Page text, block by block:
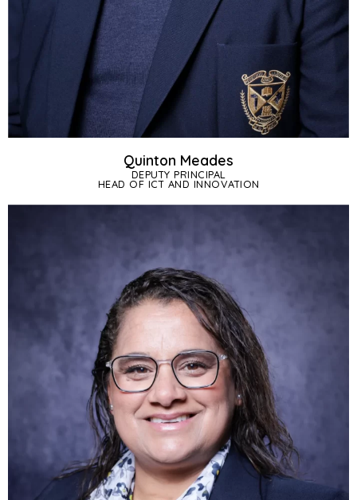
Quinton Meades
DEPUTY PRINCIPAL
HEAD OF ICT AND INNOVATION